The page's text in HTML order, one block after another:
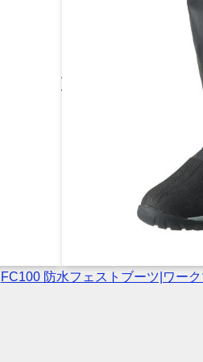
FC100 防水フェストブーツ|ワー